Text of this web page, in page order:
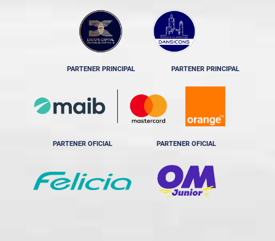
PARTENER PRINCIPAL PARTENER PRINCIPAL
PARTENER OFICIAL PARTENER OFICIAL